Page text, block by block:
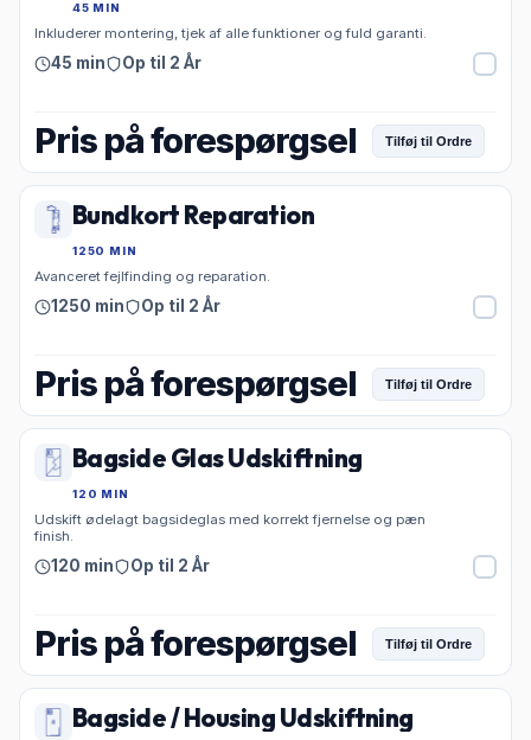
45 MIN
Inkluderer montering, tjek af alle funktioner og fuld garanti.
45 min Op til 2 År
Pris på forespørgsel Tilføj til Ordre
Bundkort Reparation
1250 MIN
Avanceret fejlfinding og reparation.
1250 min Op til 2 År
Pris på forespørgsel Tilføj til Ordre
Bagside Glas Udskiftning
120 MIN
Udskift ødelagt bagsideglas med korrekt fjernelse og pæn
finish.
120 min Op til 2 År
Pris på forespørgsel Tilføj til Ordre
Bagside / Housing Udskiftning